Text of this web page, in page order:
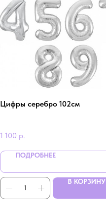
Цифры серебро 102см
1 100 р.
ПОДРОБНЕЕ
В КОРЗИНУ